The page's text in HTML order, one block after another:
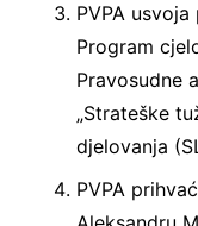
PVPA
Program
Pravosudne
„Strateške
djelovanja
PVPA